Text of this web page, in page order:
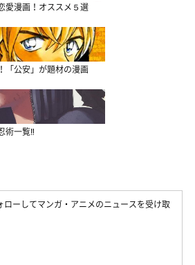
愛漫画！オススメ５選
「公安」が題材の漫画
術一覧‼
ローしてマンガ・アニメのニュースを受け取